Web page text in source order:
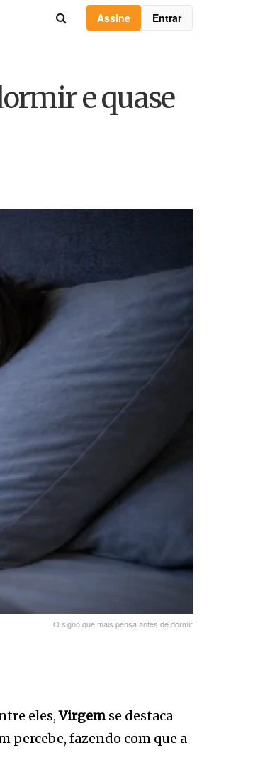
Assine Entrar
e quase
O signo que mais pensa antes de dormir
eles,Virgemse destaca
percebe, fazendo com que a